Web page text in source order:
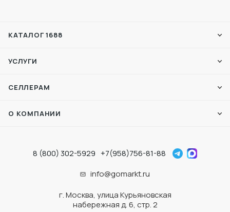
КАТАЛОГ 1688
УСЛУГИ
СЕЛЛЕРАМ
О КОМПАНИИ
8 (800) 302-5929 +7(958)756-81-88
info@gomarkt.ru
г. Москва, улица Курьяновская
набережная д. 6, стр. 2